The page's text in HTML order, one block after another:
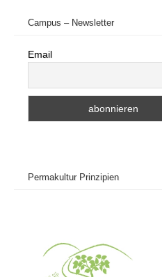
Campus – Newsletter
Email
Permakultur Prinzipien